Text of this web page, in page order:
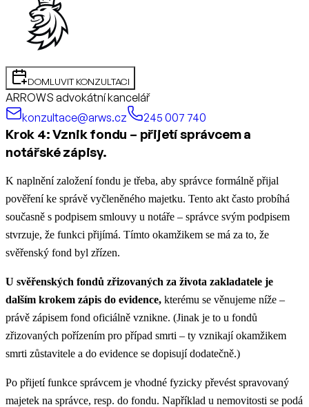
DOMLUVIT KONZULTACI
ARROWS advokátní kancelář
konzultace@arws.cz
245 007 740
Krok 4: Vznik fondu – přijetí správcem a
notářské zápisy.
K naplnění založení fondu je třeba, aby správce formálně přijal
pověření ke správě vyčleněného majetku. Tento akt často probíhá
současně s podpisem smlouvy u notáře – správce svým podpisem
stvrzuje, že funkci přijímá. Tímto okamžikem se má za to, že
svěřenský fond byl zřízen.
U svěřenských fondů zřizovaných za života zakladatele je
dalším krokem zápis do evidence, kterému se věnujeme níže –
právě zápisem fond oficiálně vznikne. (Jinak je to u fondů
zřizovaných pořízením pro případ smrti – ty vznikají okamžikem
smrti zůstavitele a do evidence se dopisují dodatečně.)
Po přijetí funkce správcem je vhodné fyzicky převést spravovaný
majetek na správce, resp. do fondu. Například u nemovitosti se podá